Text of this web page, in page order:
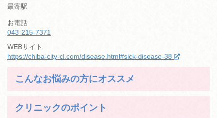
最寄駅
お電話
043-215-7371
WEBサイト
https://chiba-city-cl.com/disease.html#sick-disease-38
こんなお悩みの方にオススメ
クリニックのポイント